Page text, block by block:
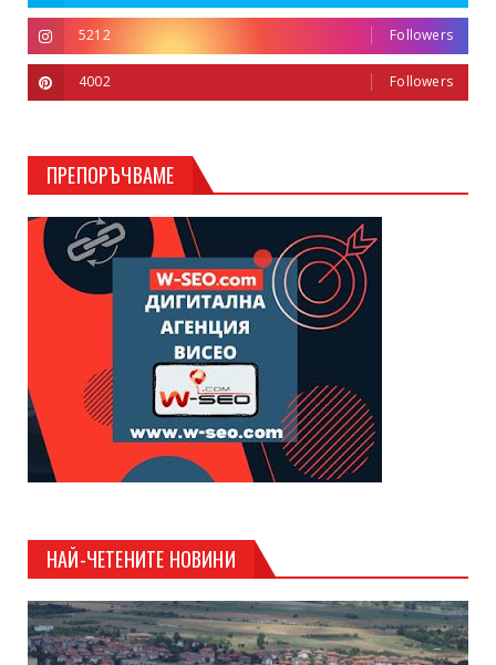
5212 Followers
4002 Followers
ПРЕПОРЪЧВАМЕ
НАЙ-ЧЕТЕНИТЕ НОВИНИ